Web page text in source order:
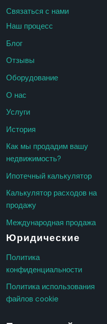
Связаться с нами
Наш процесс
Блог
Отзывы
Оборудование
О нас
Услуги
История
Как мы продадим вашу
недвижимость?
Ипотечный калькулятор
Калькулятор расходов на
продажу
Международная продажа
Юридические
Политика
конфиденциальности
Политика использования
файлов cookie